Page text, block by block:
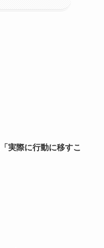
「実際に行動に移すこ